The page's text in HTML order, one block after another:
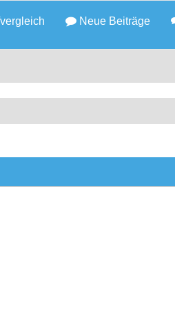
Neue Beiträge